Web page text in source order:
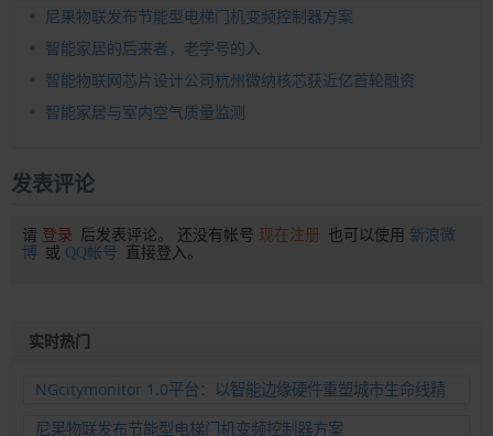
尼果物联发布节能型电梯门机变频控制器方案
智能家居的后来者，老字号的入
智能物联网芯片设计公司杭州微纳核芯获近亿首轮融资
智能家居与室内空气质量监测
发表评论
请 登录 后发表评论。 还没有帐号 现在注册 也可以使用 新浪微
博 或 QQ帐号 直接登入。
实时热门
NGcitymonitor 1.0平台：以智能边缘硬件重塑城市生命线精
准运维新范式
尼果物联发布节能型电梯门机变频控制器方案